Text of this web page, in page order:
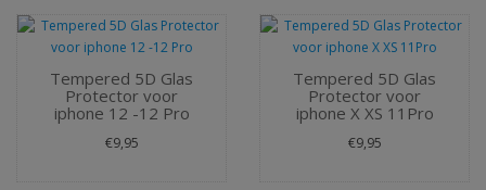
Tempered 5D Glas
Protector voor
iphone 12 -12 Pro
€9,95
Tempered 5D Glas
Protector voor
iphone X XS 11Pro
€9,95